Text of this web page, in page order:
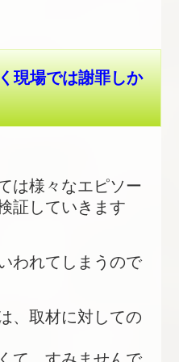
現場では謝罪しか
は様々なエピソー
証していきます
われてしまうので
、取材に対しての